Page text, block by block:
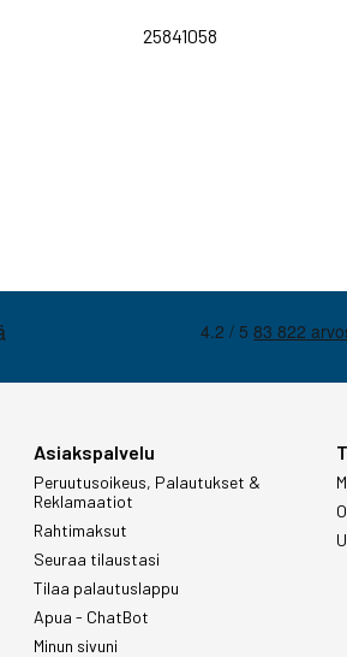
25841058
Asiakspalvelu
Peruutusoikeus, Palautukset &
Reklamaatiot
Rahtimaksut
Seuraa tilaustasi
Tilaa palautuslappu
Apua - ChatBot
Minun sivuni